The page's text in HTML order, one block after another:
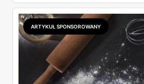
2,99 zł za kilogram, ale wyłącznie w
odpowiada masłem za 2,99 zł.
najwięcej wyciśniesz z Biedronki, po
do Aldi.
ARTYKUŁ SPONSOROWANY